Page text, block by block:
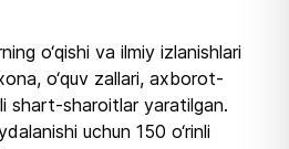
o‘qishi va ilmiy izlanishlari
o‘quv zallari, axborot-
shart-sharoitlar yaratilgan.
uchun 150 o‘rinli